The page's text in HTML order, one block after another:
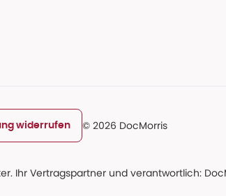
widerrufen © 2026 DocMorris
Ihr Vertragspartner und verantwortlich: